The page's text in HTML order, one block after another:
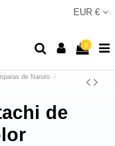
EUR €
0
de Naruto
de